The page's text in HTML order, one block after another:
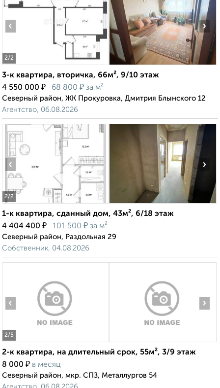
2/2
‹ ›
3-к квартира, вторичка, 66м², 9/10 этаж
4 550 000 ₽ 68 800 ₽ за м²
Северный район, ЖК Прокуровка, Дмитрия Блынского 12
Агентство, 06.08.2026
2/2
‹ ›
1-к квартира, сданный дом, 43м², 6/18 этаж
4 404 400 ₽ 101 500 ₽ за м²
Северный район, Раздольная 29
Собственник, 04.08.2026
2/5
‹ ›
2-к квартира, на длительный срок, 55м², 3/9 этаж
8 000 ₽ в месяц
Северный район, мкр. СПЗ, Металлургов 54